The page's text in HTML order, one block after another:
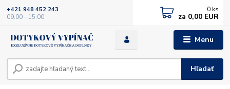
Menu
Hľadať
+421 948 452 243
09:00 - 15:00
0 ks
za 0,00 EUR